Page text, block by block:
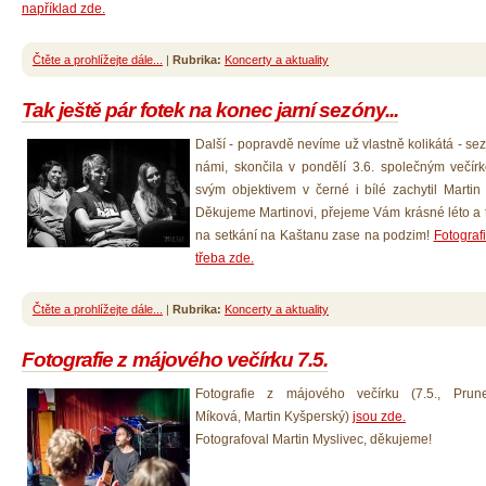
například zde.
Čtěte a prohlížejte dále... | Rubrika: Koncerty a aktuality
Tak ještě pár fotek na konec jarní sezóny...
Další - popravdě nevíme už vlastně kolikátá -
námi, skončila v pondělí 3.6. společným
svým objektivem v černé i bílé zachytil Martin
Děkujeme Martinovi, přejeme Vám krásné léto a
na setkání na Kaštanu zase na podzim!
třeba zde.
Čtěte a prohlížejte dále... | Rubrika: Koncerty a aktuality
Fotografie z májového večírku 7.5.
Fotografie z májového večírku (7.5.,
Míková, Martin Kyšperský) jsou zde.
Fotografoval Martin Myslivec, děkujeme!